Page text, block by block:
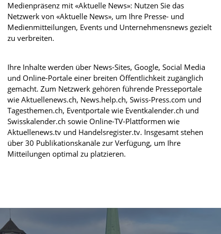
Medienpräsenz mit «Aktuelle News»: Nutzen Sie das
Netzwerk von «Aktuelle News», um Ihre Presse- und
Medienmitteilungen, Events und Unternehmensnews gezielt
zu verbreiten.
Ihre Inhalte werden über News-Sites, Google, Social Media
und Online-Portale einer breiten Öffentlichkeit zugänglich
gemacht. Zum Netzwerk gehören führende Presseportale
wie Aktuellenews.ch, News.help.ch, Swiss-Press.com und
Tagesthemen.ch, Eventportale wie Eventkalender.ch und
Swisskalender.ch sowie Online-TV-Plattformen wie
Aktuellenews.tv und Handelsregister.tv. Insgesamt stehen
über 30 Publikationskanäle zur Verfügung, um Ihre
Mitteilungen optimal zu platzieren.